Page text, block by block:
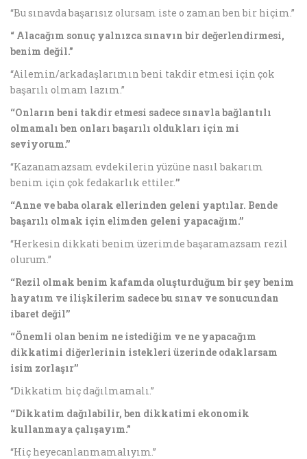
“Bu sınavda başarısız olursam iste o zaman ben bir hiçim.”
“ Alacağım sonuç yalnızca sınavın bir değerlendirmesi,
benim değil.”
“Ailemin/arkadaşlarımın beni takdir etmesi için çok
başarılı olmam lazım.”
‘‘Onların beni takdir etmesi sadece sınavla bağlantılı
olmamalı ben onları başarılı oldukları için mi
seviyorum.’’
‘‘Kazanamazsam evdekilerin yüzüne nasıl bakarım
benim için çok fedakarlık ettiler.’’
‘‘Anne ve baba olarak ellerinden geleni yaptılar. Bende
başarılı olmak için elimden geleni yapacağım.’’
‘‘Herkesin dikkati benim üzerimde başaramazsam rezil
olurum.”
‘‘Rezil olmak benim kafamda oluşturduğum bir şey benim
hayatım ve ilişkilerim sadece bu sınav ve sonucundan
ibaret değil’’
‘‘Önemli olan benim ne istediğim ve ne yapacağım
dikkatimi diğerlerinin istekleri üzerinde odaklarsam
isim zorlaşır’’
“Dikkatim hiç dağılmamalı.”
‘‘Dikkatim dağılabilir, ben dikkatimi ekonomik
kullanmaya çalışayım.”
“Hiç heyecanlanmamalıyım.”